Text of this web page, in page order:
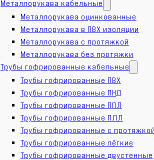
Металлорукава кабельные
Металлорукава оцинкованные
Металлорукава в ПВХ изоляции
Металлорукава с протяжкой
Металлорукава без протяжки
Трубы гофрированные кабельные
Трубы гофрированные ПВХ
Трубы гофрированные ПНД
Трубы гофрированные ППЛ
Трубы гофрированные ПЛЛ
Трубы гофрированные с
Трубы гофрированные лёгкие
Трубы гофрированные двустенные